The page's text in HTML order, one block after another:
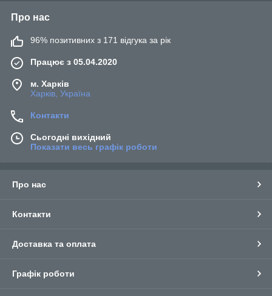
Про нас
96% позитивних з 171 відгука за рік
Працює з 05.04.2020
м. Харків
Харків, Україна
Контакти
Сьогодні вихідний
Показати весь графік роботи
Про нас
Контакти
Доставка та оплата
Графік роботи